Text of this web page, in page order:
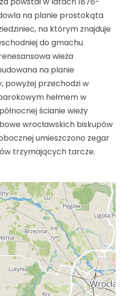
na planie prostokąta
na którym znajduje
do gmachu
wieża
na planie
powyżej przechodzi w
hełmem w
ścianie wieży
wrocławskich biskupów
umieszczono zegar
trzymających tarcze.